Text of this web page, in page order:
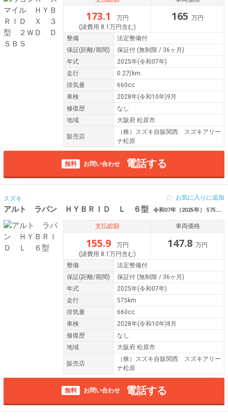
173.1
万円
(諸費用 8.1万円含む)
165 万円
整備
法定整備付
保証(距離/期間) 保証付 (無制限 / 36ヶ月)
年式
2025年(令和07年)
走行
0.2万km
排気量
660cc
車検
2028年(令和10年)9月
修復歴
なし
地域
大阪府 松原市
販売店
（株）スズキ自販関西 スズキアリー
ナ松原
無料 お問い合わせ 電話する
スズキ
アルト ラパン ＨＹＢＲＩＤ Ｌ ６型 令和07年（2025年） 575km 大阪府松原市
お気に入りに追加
支払総額
155.9
万円
(諸費用 8.1万円含む)
車両価格
147.8 万円
整備
法定整備付
保証(距離/期間) 保証付 (無制限 / 36ヶ月)
年式
2025年(令和07年)
走行
575km
排気量
660cc
車検
2028年(令和10年)8月
修復歴
なし
地域
大阪府 松原市
販売店
（株）スズキ自販関西 スズキアリー
ナ松原
無料 お問い合わせ 電話する